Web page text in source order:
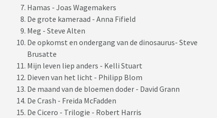
Hamas - Joas Wagemakers
De grote kameraad - Anna Fifield
Meg - Steve Alten
De opkomst en ondergang van de dinosaurus- Steve
Brusatte
Mijn leven liep anders - Kelli Stuart
Dieven van het licht - Philipp Blom
De maand van de bloemen doder - David Grann
De Crash - Freida McFadden
De Cicero - Trilogie - Robert Harris